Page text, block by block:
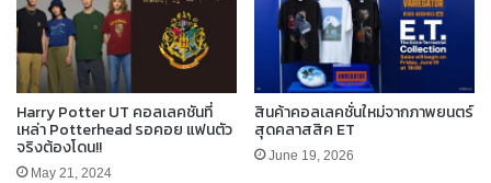
Harry Potter UT คอลเลคชันที่
เหล่า Potterhead รอคอย แฟนตัว
จริงต้องโดน!!
May 21, 2024
สินค้าคอลเลคชั่นใหม่จากภาพยนตร์
สุดคลาสสิค ET
June 19, 2026